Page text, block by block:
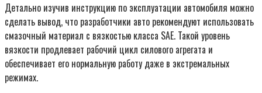
Детально изучив инструкцию по эксплуатации автомобиля можно
сделать вывод, что разработчики авто рекомендуют использовать
смазочный материал с вязкостью класса SAE. Такой уровень
вязкости продлевает рабочий цикл силового агрегата и
обеспечивает его нормальную работу даже в экстремальных
режимах.